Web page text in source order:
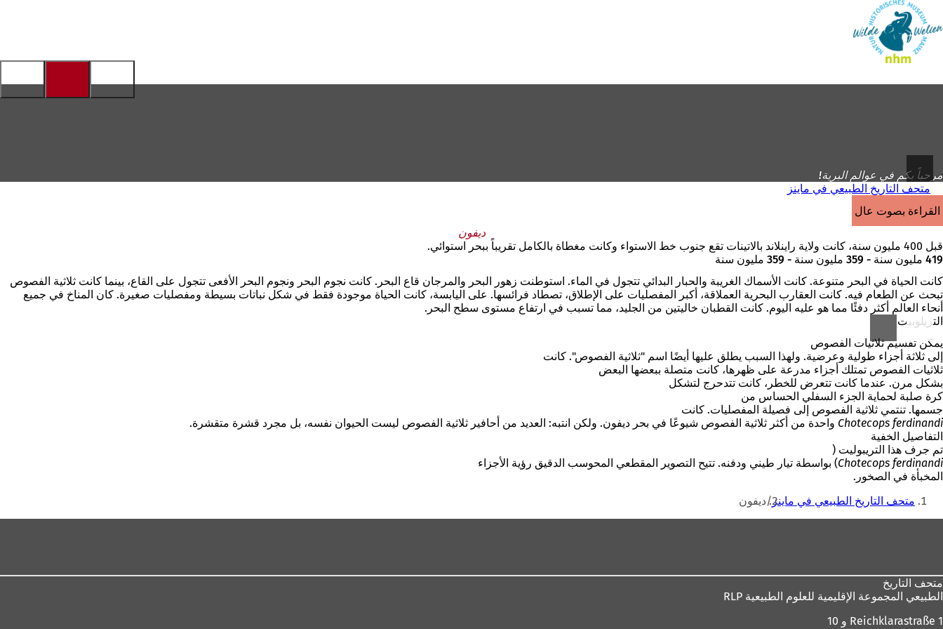
الانتقال إلى المحتوى
الصفحة
الرئيسية
مرحباً بكم في عوالم البرية!
متحف التاريخ الطبيعي في ماينز
القراءة بصوت عالٍ
ديفون
قبل 400 مليون سنة، كانت ولاية راينلاند بالاتينات تقع جنوب خط الاستواء وكانت مغطاة بالكامل تقريباً ببحر استوائي.
419 مليون سنة - 359 مليون سنة - 359 مليون سنة
كانت الحياة في البحر متنوعة. كانت الأسماك الغريبة والحبار البدائي تتجول في الماء. استوطنت زهور البحر والمرجان قاع البحر. كانت نجوم البحر ونجوم البحر الأفعى تتجول على القاع، بينما كانت ثلاثية الفصوص
تبحث عن الطعام فيه. كانت العقارب البحرية العملاقة، أكبر المفصليات على الإطلاق، تصطاد فرائسها. على اليابسة، كانت الحياة موجودة فقط في شكل نباتات بسيطة ومفصليات صغيرة. كان المناخ في جميع
أنحاء العالم أكثر دفئًا مما هو عليه اليوم. كانت القطبان خاليتين من الجليد، مما تسبب في ارتفاع مستوى سطح البحر.
التريلوبيت
يمكن تقسيم ثلاثيات الفصوص
إلى ثلاثة أجزاء طولية وعرضية. ولهذا السبب يطلق عليها أيضًا اسم "ثلاثية الفصوص". كانت
ثلاثيات الفصوص تمتلك أجزاء مدرعة على ظهرها، كانت متصلة ببعضها البعض
بشكل مرن. عندما كانت تتعرض للخطر، كانت تتدحرج لتشكل
كرة صلبة لحماية الجزء السفلي الحساس من
جسمها. تنتمي ثلاثية الفصوص إلى فصيلة المفصليات. كانت
Chotecops ferdinandi واحدة من أكثر ثلاثية الفصوص شيوعًا في بحر ديفون. ولكن انتبه: العديد من أحافير ثلاثية الفصوص ليست الحيوان نفسه، بل مجرد قشرة متقشرة.
التفاصيل الخفية
تم جرف هذا التريبوليت (
Chotecops ferdinandi) بواسطة تيار طيني ودفنه. تتيح التصوير المقطعي المحوسب الدقيق رؤية الأجزاء
المخبأة في الصخور.
أنت متحف التاريخ الطبيعي في ماينز ديفون
متحف التاريخ
الطبيعي المجموعة الإقليمية للعلوم الطبيعية RLP
Reichklarastraße 1 و 10